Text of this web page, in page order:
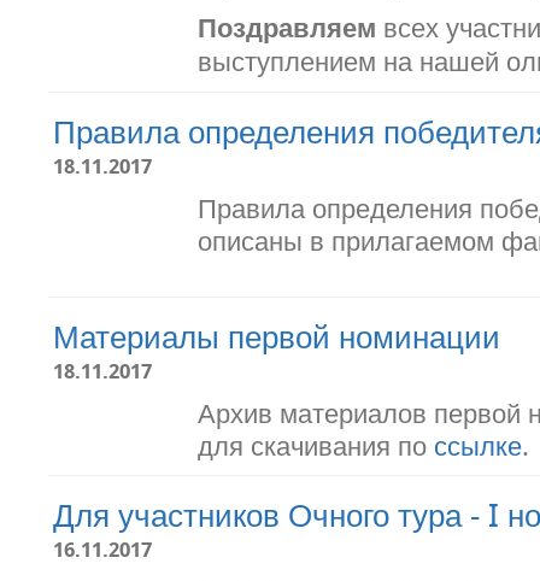
Поздравляем всех
выступлением на нашей
Правила определения
18.11.2017
Правила определения
описаны в прилагаемом
Материалы первой номинации
18.11.2017
Архив материалов первой
для скачивания по ссылке.
Для участников Очного тура - I
16.11.2017